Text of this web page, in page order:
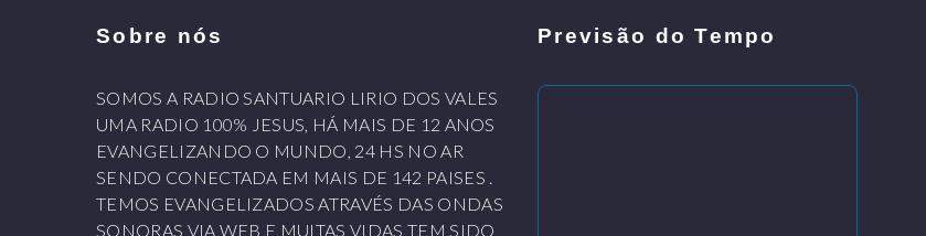
Sobre nós
SOMOS A RADIO SANTUARIO LIRIO DOS VALES
UMA RADIO 100% JESUS, HÁ MAIS DE 12 ANOS
EVANGELIZANDO O MUNDO, 24 HS NO AR
SENDO CONECTADA EM MAIS DE 142 PAISES .
TEMOS EVANGELIZADOS ATRAVÉS DAS ONDAS
SONORAS VIA WEB E MUITAS VIDAS TEM SIDO
Previsão do Tempo